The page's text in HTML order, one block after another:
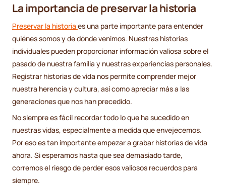
La importancia de preservar la historia
Preservar la historia es una parte importante para entender
quiénes somos y de dónde venimos. Nuestras historias
individuales pueden proporcionar información valiosa sobre el
pasado de nuestra familia y nuestras experiencias personales.
Registrar historias de vida nos permite comprender mejor
nuestra herencia y cultura, así como apreciar más a las
generaciones que nos han precedido.
No siempre es fácil recordar todo lo que ha sucedido en
nuestras vidas, especialmente a medida que envejecemos.
Por eso es tan importante empezar a grabar historias de vida
ahora. Si esperamos hasta que sea demasiado tarde,
corremos el riesgo de perder esos valiosos recuerdos para
siempre.